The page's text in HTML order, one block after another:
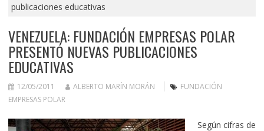
publicaciones educativas
VENEZUELA: FUNDACIÓN EMPRESAS POLAR
PRESENTÓ NUEVAS PUBLICACIONES
EDUCATIVAS
12/05/2011 ALBERTO MARÍN MORÁN
FUNDACIÓN
EMPRESAS POLAR
Según cifras de